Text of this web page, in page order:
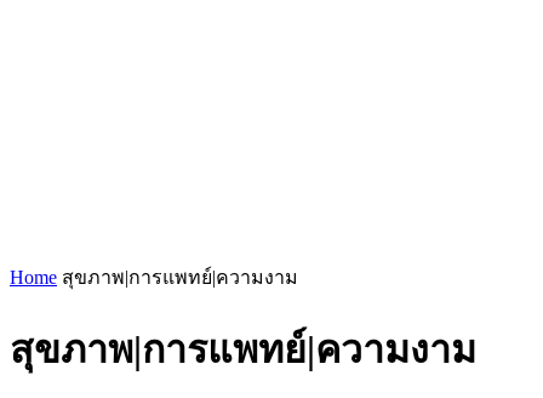
Home สุขภาพ|การแพทย์|ความงาม
สุขภาพ|การแพทย์|ความงาม